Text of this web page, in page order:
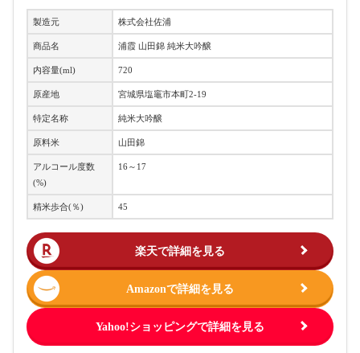
製造元 株式会社佐浦
商品名 浦霞 山田錦 純米大吟醸
内容量(ml) 720
原産地 宮城県塩竈市本町2-19
特定名称 純米大吟醸
原料米 山田錦
アルコール度数
(%)
16～17
精米歩合(％) 45
楽天で詳細を見る
Amazonで詳細を見る
Yahoo!ショッピングで詳細を見る